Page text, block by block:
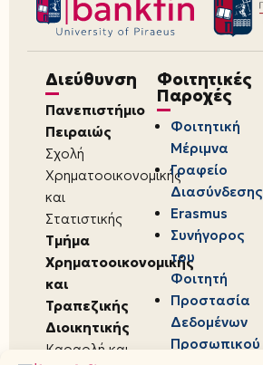
Διεύθυνση
Πανεπιστήμιο
Πειραιώς
Σχολή
Χρηματοοικονομικής
και
Στατιστικής
Τμήμα
Χρηματοοικονομικής
και
Τραπεζικής
Διοικητικής
Καραολή και
Φοιτητικές
Παροχές
Φοιτητική
Μέριμνα
Γραφείο
Διασύνδεσης
Erasmus
Συνήγορος
του
Φοιτητή
Προστασία
Δεδομένων
Προσωπικού